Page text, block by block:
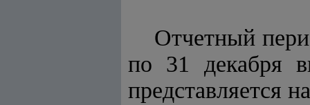
Отчетный
по 31 декабря
представляется